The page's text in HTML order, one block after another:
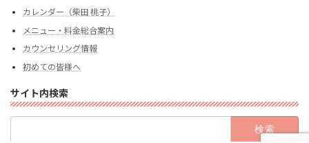
カレンダー（柴田 桃子）
メニュー・料金総合案内
カウンセリング情報
初めての皆様へ
サイト内検索